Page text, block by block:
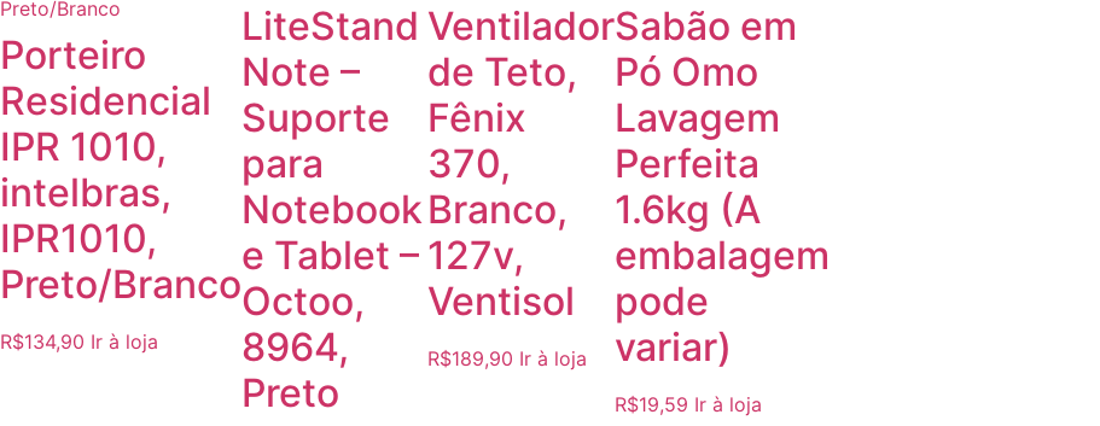
Porteiro
Residencial
IPR 1010,
intelbras,
IPR1010,
Preto/Branco
R$134,90 Ir à loja
LiteStand
Note –
Suporte
para
Notebook
e Tablet –
Octoo,
8964,
Preto
Ventilador
de Teto,
Fênix
370,
Branco,
127v,
Ventisol
R$189,90 Ir à loja
Sabão em
Pó Omo
Lavagem
Perfeita
1.6kg (A
embalagem
pode
variar)
R$19,59 Ir à loja